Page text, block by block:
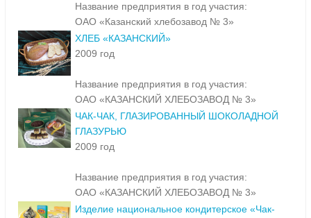
Название предприятия в год участия:
ОАО «Казанский хлебозавод № 3»
ХЛЕБ «КАЗАНСКИЙ»
2009 год
Название предприятия в год участия:
ОАО «КАЗАНСКИЙ ХЛЕБОЗАВОД № 3»
ЧАК-ЧАК, ГЛАЗИРОВАННЫЙ ШОКОЛАДНОЙ
ГЛАЗУРЬЮ
2009 год
Название предприятия в год участия:
ОАО «КАЗАНСКИЙ ХЛЕБОЗАВОД № 3»
Изделие национальное кондитерское «Чак-